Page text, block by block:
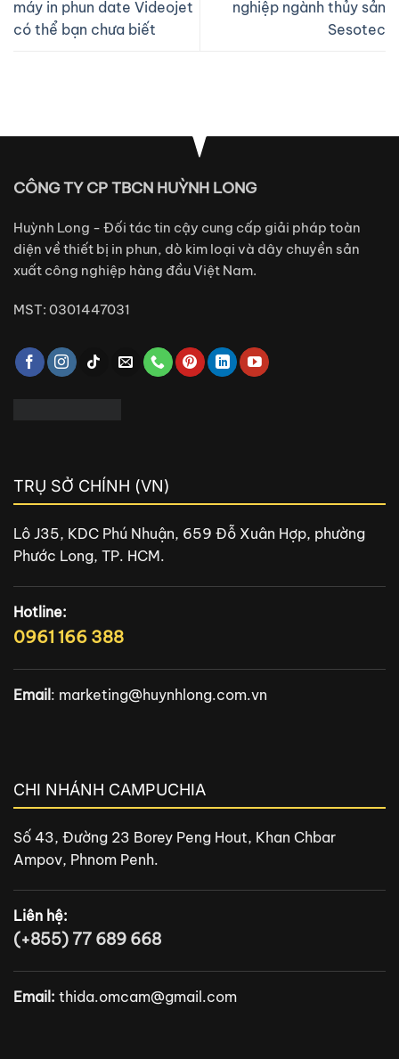
máy in phun date Videojet
có thể bạn chưa biết
nghiệp ngành thủy sản
Sesotec
CÔNG TY CP TBCN HUỲNH LONG
Huỳnh Long - Đối tác tin cậy cung cấp giải pháp toàn
diện về thiết bị in phun, dò kim loại và dây chuyền sản
xuất công nghiệp hàng đầu Việt Nam.
MST: 0301447031
TRỤ SỞ CHÍNH (VN)
Lô J35, KDC Phú Nhuận, 659 Đỗ Xuân Hợp, phường
Phước Long, TP. HCM.
Hotline:
0961 166 388
Email: marketing@huynhlong.com.vn
CHI NHÁNH CAMPUCHIA
Số 43, Đường 23 Borey Peng Hout, Khan Chbar
Ampov, Phnom Penh.
Liên hệ:
(+855) 77 689 668
Email: thida.omcam@gmail.com